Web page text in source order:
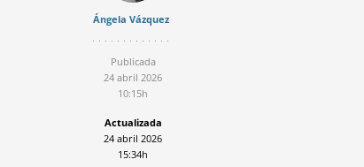
Ángela Vázquez
Publicada
24 abril 2026
10:15h
Actualizada
24 abril 2026
15:34h